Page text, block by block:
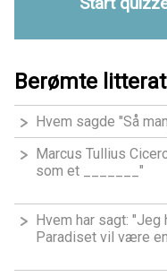
Berømte
Hvem sagde "Så
Marcus Tullius
som et _______"
Hvem har sagt:
Paradiset vil være